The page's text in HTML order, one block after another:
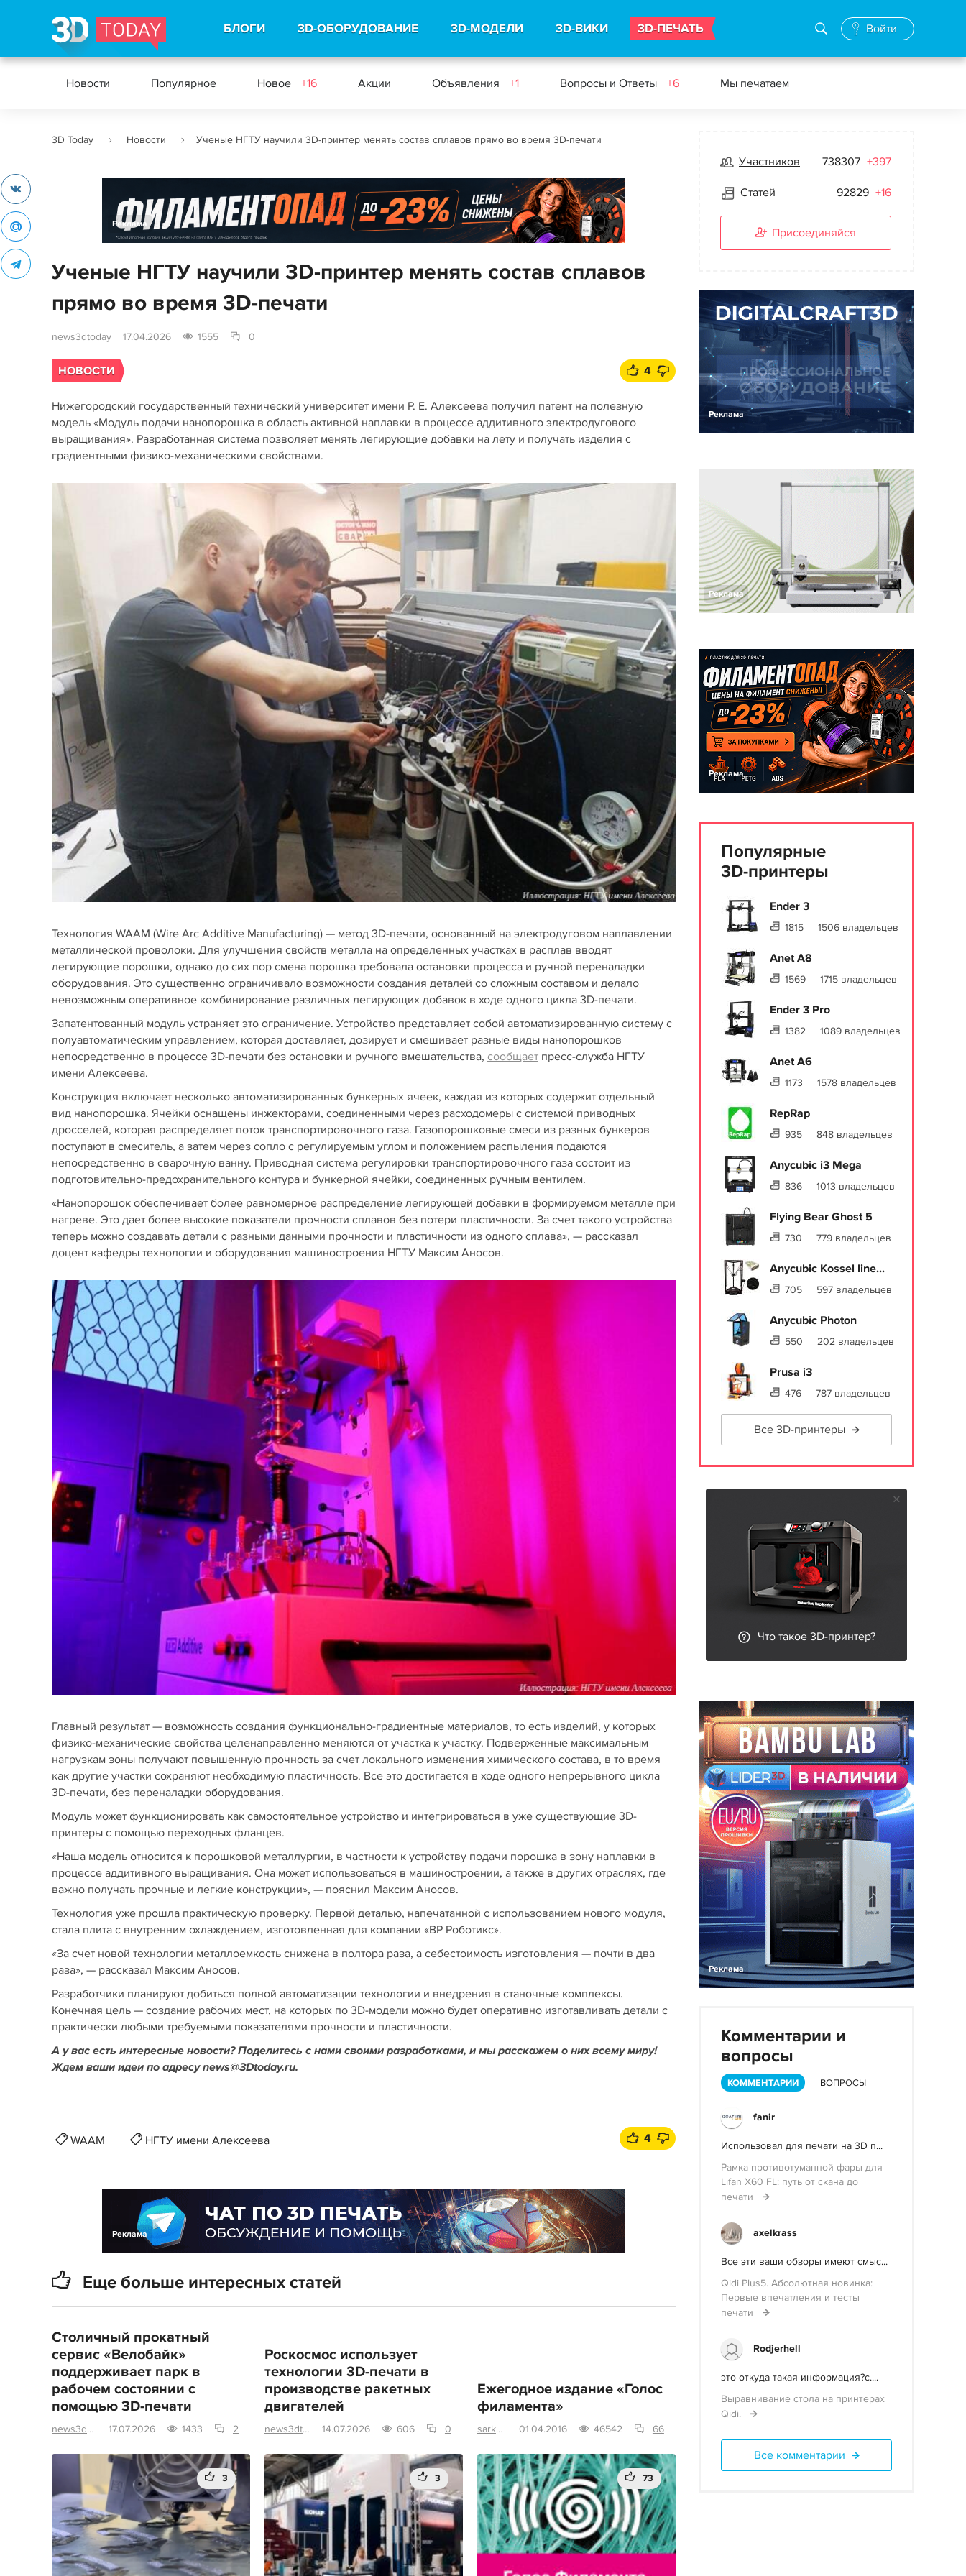
БЛОГИ 3D-ОБОРУДОВАНИЕ 3D-МОДЕЛИ 3D-ВИКИ 3D-ПЕЧАТЬ Войти
Новости Популярное Новое +16 Акции Объявления +1 Вопросы и Ответы +6 Мы печатаем
3D Today Новости Ученые НГТУ научили 3D-принтер менять состав сплавов прямо во время 3D-печати
Реклама
Ученые НГТУ научили 3D-принтер менять состав сплавов
прямо во время 3D-печати
news3dtoday 17.04.2026 1555 0
НОВОСТИ 4
Нижегородский государственный технический университет имени Р. Е. Алексеева получил патент на полезную
модель «Модуль подачи нанопорошка в область активной наплавки в процессе аддитивного электродугового
выращивания». Разработанная система позволяет менять легирующие добавки на лету и получать изделия с
градиентными физико-механическими свойствами.
Технология WAAM (Wire Arc Additive Manufacturing) — метод 3D-печати, основанный на электродуговом наплавлении
металлической проволоки. Для улучшения свойств металла на определенных участках в расплав вводят
легирующие порошки, однако до сих пор смена порошка требовала остановки процесса и ручной переналадки
оборудования. Это существенно ограничивало возможности создания деталей со сложным составом и делало
невозможным оперативное комбинирование различных легирующих добавок в ходе одного цикла 3D-печати.
Запатентованный модуль устраняет это ограничение. Устройство представляет собой автоматизированную систему с
полуавтоматическим управлением, которая доставляет, дозирует и смешивает разные виды нанопорошков
непосредственно в процессе 3D-печати без остановки и ручного вмешательства, сообщает пресс-служба НГТУ
имени Алексеева.
Конструкция включает несколько автоматизированных бункерных ячеек, каждая из которых содержит отдельный
вид нанопорошка. Ячейки оснащены инжекторами, соединенными через расходомеры с системой приводных
дросселей, которая распределяет поток транспортировочного газа. Газопорошковые смеси из разных бункеров
поступают в смеситель, а затем через сопло с регулируемым углом и положением распыления подаются
непосредственно в сварочную ванну. Приводная система регулировки транспортировочного газа состоит из
подготовительно-предохранительного контура и бункерной ячейки, соединенных ручным вентилем.
«Нанопорошок обеспечивает более равномерное распределение легирующей добавки в формируемом металле при
нагреве. Это дает более высокие показатели прочности сплавов без потери пластичности. За счет такого устройства
теперь можно создавать детали с разными данными прочности и пластичности из одного сплава», — рассказал
доцент кафедры технологии и оборудования машиностроения НГТУ Максим Аносов.
Главный результат — возможность создания функционально-градиентные материалов, то есть изделий, у которых
физико-механические свойства целенаправленно меняются от участка к участку. Подверженные максимальным
нагрузкам зоны получают повышенную прочность за счет локального изменения химического состава, в то время
как другие участки сохраняют необходимую пластичность. Все это достигается в ходе одного непрерывного цикла
3D-печати, без переналадки оборудования.
Модуль может функционировать как самостоятельное устройство и интегрироваться в уже существующие 3D-
принтеры с помощью переходных фланцев.
«Наша модель относится к порошковой металлургии, в частности к устройству подачи порошка в зону наплавки в
процессе аддитивного выращивания. Она может использоваться в машиностроении, а также в других отраслях, где
важно получать прочные и легкие конструкции», — пояснил Максим Аносов.
Технология уже прошла практическую проверку. Первой деталью, напечатанной с использованием нового модуля,
стала плита с внутренним охлаждением, изготовленная для компании «ВР Роботикс».
«За счет новой технологии металлоемкость снижена в полтора раза, а себестоимость изготовления — почти в два
раза», — рассказал Максим Аносов.
Разработчики планируют добиться полной автоматизации технологии и внедрения в станочные комплексы.
Конечная цель — создание рабочих мест, на которых по 3D-модели можно будет оперативно изготавливать детали с
практически любыми требуемыми показателями прочности и пластичности.
А у вас есть интересные новости? Поделитесь с нами своими разработками, и мы расскажем о них всему миру!
Ждем ваши идеи по адресу news@3Dtoday.ru.
WAAM НГТУ имени Алексеева 4
Еще больше интересных статей
Столичный прокатный
сервис «Велобайк»
поддерживает парк в
рабочем состоянии с
помощью 3D-печати
news3dtoday 17.07.2026 1433 2
3
Роскосмос использует
технологии 3D-печати в
производстве ракетных
двигателей
news3dtoday 14.07.2026 606 0
3
Ежегодное издание «Голос
филамента»
sarkazm 01.04.2016 46542 66
73
Реклама
Участников 738307 +397
Статей 92829 +16
Присоединяйся
Реклама
Реклама
Реклама
Популярные
3D-принтеры
Ender 3
1815 1506 владельцев
Anet A8
1569 1715 владельцев
Ender 3 Pro
1382 1089 владельцев
Anet A6
1173 1578 владельцев
RepRap
935 848 владельцев
Anycubic i3 Mega
836 1013 владельцев
Flying Bear Ghost 5
730 779 владельцев
Anycubic Kossel line...
705 597 владельцев
Anycubic Photon
550 202 владельцев
Prusa i3
476 787 владельцев
Все 3D-принтеры
Что такое 3D-принтер?
Реклама
Комментарии и
вопросы
КОММЕНТАРИИ ВОПРОСЫ
fanir
Использовал для печати на 3D п...
Рамка противотуманной фары для
Lifan X60 FL: путь от скана до
печати
axelkrass
Все эти ваши обзоры имеют смыс...
Qidi Plus5. Абсолютная новинка:
Первые впечатления и тесты
печати
Rodjerhell
это откуда такая информация?с....
Выравнивание стола на принтерах
Qidi.
Все комментарии